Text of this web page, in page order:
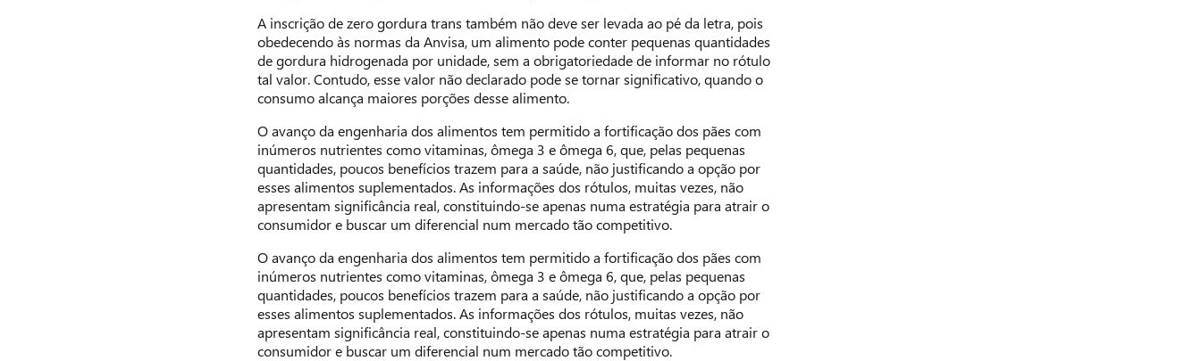
A inscrição de zero gordura trans também não deve ser levada ao pé da letra, pois
obedecendo às normas da Anvisa, um alimento pode conter pequenas quantidades
de gordura hidrogenada por unidade, sem a obrigatoriedade de informar no rótulo
tal valor. Contudo, esse valor não declarado pode se tornar significativo, quando o
consumo alcança maiores porções desse alimento.
O avanço da engenharia dos alimentos tem permitido a fortificação dos pães com
inúmeros nutrientes como vitaminas, ômega 3 e ômega 6, que, pelas pequenas
quantidades, poucos benefícios trazem para a saúde, não justificando a opção por
esses alimentos suplementados. As informações dos rótulos, muitas vezes, não
apresentam significância real, constituindo-se apenas numa estratégia para atrair o
consumidor e buscar um diferencial num mercado tão competitivo.
O avanço da engenharia dos alimentos tem permitido a fortificação dos pães com
inúmeros nutrientes como vitaminas, ômega 3 e ômega 6, que, pelas pequenas
quantidades, poucos benefícios trazem para a saúde, não justificando a opção por
esses alimentos suplementados. As informações dos rótulos, muitas vezes, não
apresentam significância real, constituindo-se apenas numa estratégia para atrair o
consumidor e buscar um diferencial num mercado tão competitivo.